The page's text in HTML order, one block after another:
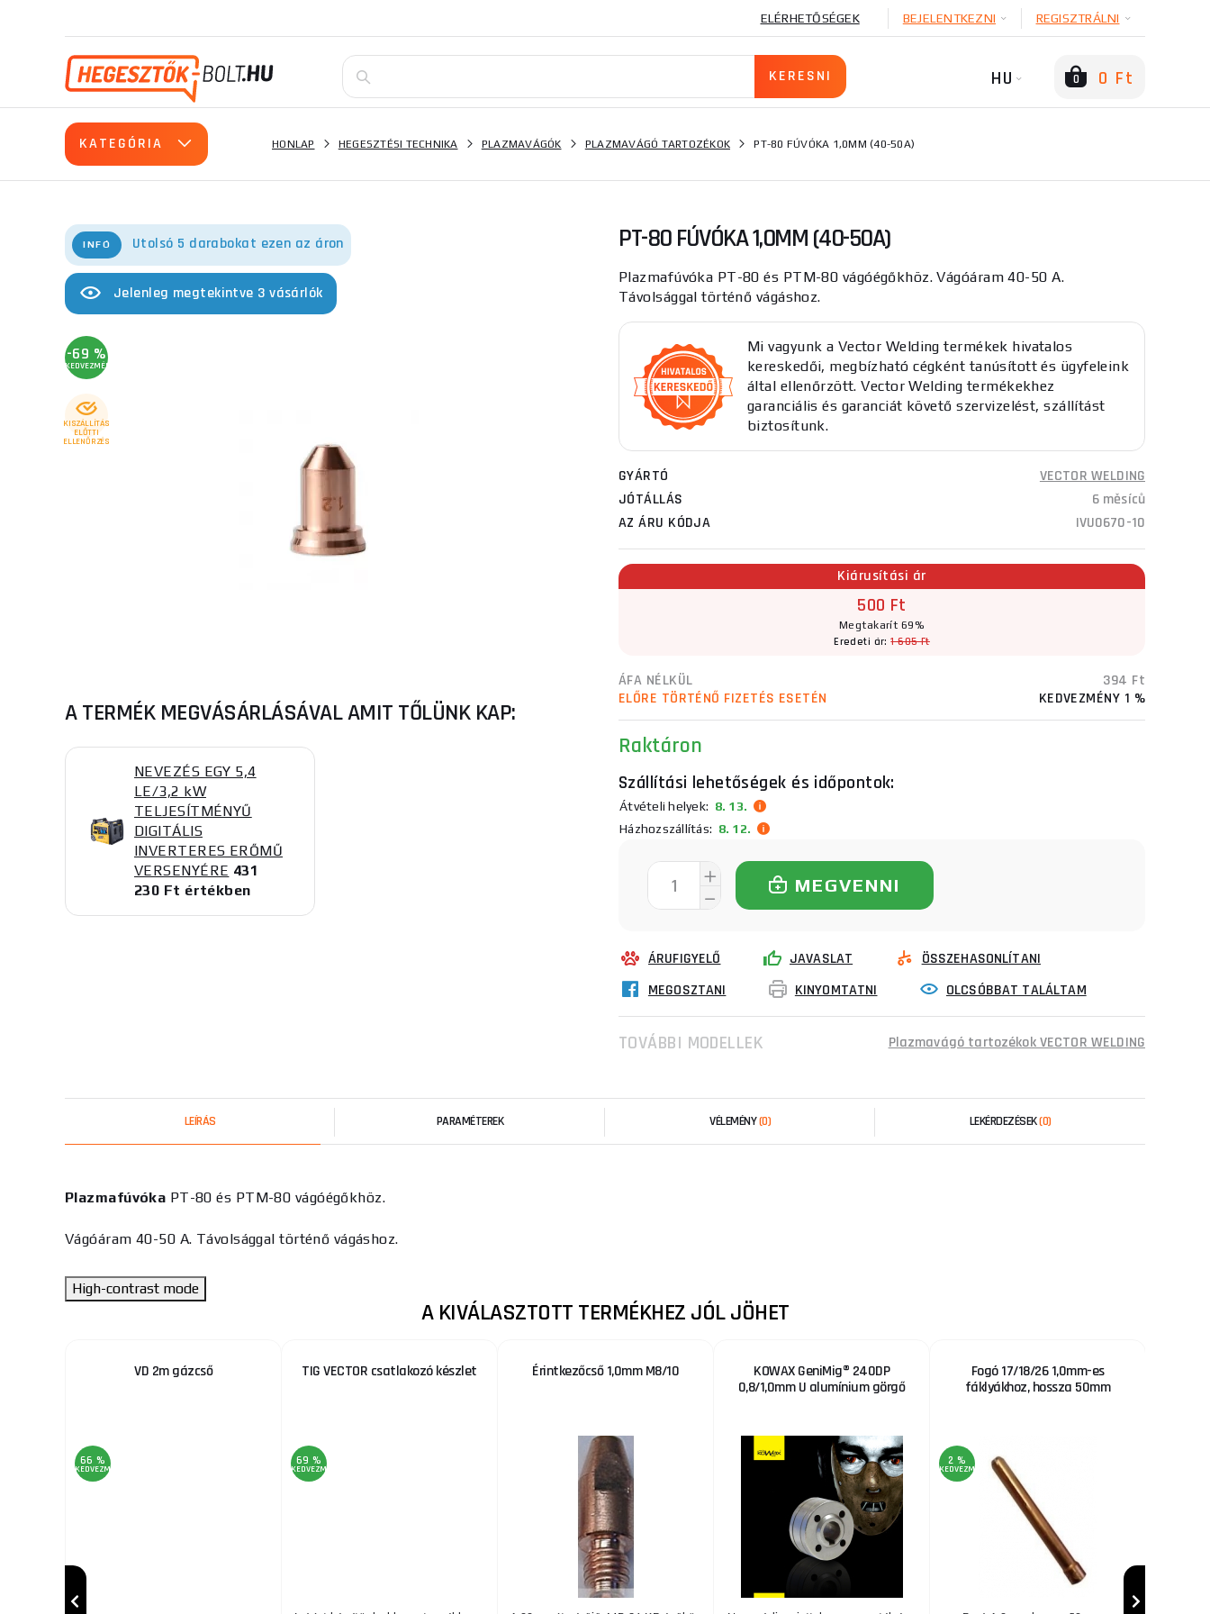
ELÉRHETŐSÉGEK BEJELENTKEZNI REGISZTRÁLNI
HU 0 0 Ft
KATEGÓRIA HONLAP HEGESZTÉSI TECHNIKA PLAZMAVÁGÓK PLAZMAVÁGÓ TARTOZÉKOK PT-80 FÚVÓKA 1,0MM (40-50A)
INFÓ Utolsó 5 darabokat ezen az áron
Jelenleg megtekintve 3 vásárlók
-69 %
KEDVEZMÉNY
KISZÁLLÍTÁS
ELŐTTI
ELLENŐRZÉS
A TERMÉK MEGVÁSÁRLÁSÁVAL AMIT TŐLÜNK KAP:
NEVEZÉS EGY 5,4
LE/3,2 kW
TELJESÍTMÉNYŰ
DIGITÁLIS
INVERTERES ERŐMŰ
VERSENYÉRE 431
230 Ft értékben
PT-80 FÚVÓKA 1,0MM (40-50A)
Plazmafúvóka PT-80 és PTM-80 vágóégőkhöz. Vágóáram 40-50 A.
Távolsággal történő vágáshoz.
Mi vagyunk a Vector Welding termékek hivatalos
kereskedői, megbízható cégként tanúsított és ügyfeleink
által ellenőrzött. Vector Welding termékekhez
garanciális és garanciát követő szervizelést, szállítást
biztosítunk.
GYÁRTÓ
VECTOR WELDING
JÓTÁLLÁS
6 měsíců
AZ ÁRU KÓDJA
IVU0670-10
Kiárusítási ár
500 Ft
Megtakarít 69%
Eredeti ár:1 605 Ft
ÁFA NÉLKÜL
394 Ft
ELŐRE TÖRTÉNŐ FIZETÉS ESETÉN
KEDVEZMÉNY 1 %
Raktáron
Szállítási lehetőségek és időpontok:
Átvételi helyek: 8. 13.
Házhozszállítás: 8. 12.
MEGVENNI
ÁRUFIGYELŐ JAVASLAT
ÖSSZEHASONLÍTANI
MEGOSZTANI
KINYOMTATNI OLCSÓBBAT TALÁLTAM
TOVÁBBI MODELLEK Plazmavágó tartozékok VECTOR WELDING
LEÍRÁS PARAMÉTEREK VÉLEMÉNY(0) LEKÉRDEZÉSEK(0)
Plazmafúvóka PT-80 és PTM-80 vágóégőkhöz.
Vágóáram 40-50 A. Távolsággal történő vágáshoz.
High-contrast mode
A KIVÁLASZTOTT TERMÉKHEZ JÓL JÖHET
VD 2m gázcső
66 %
KEDVEZMÉNY
TIG VECTOR csatlakozó készlet
69 %
KEDVEZMÉNY
Érintkezőcső 1,0mm M8/10
KOWAX GeniMig® 240DP
0,8/1,0mm U alumínium görgő
Fogó 17/18/26 1,0mm-es
fáklyákhoz, hossza 50mm
2 %
KEDVEZMÉNY